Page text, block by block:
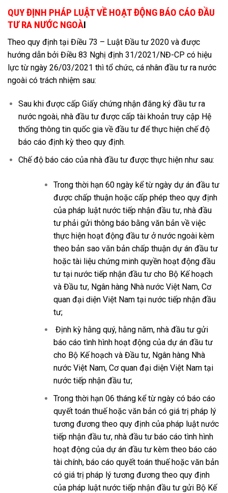
QUY ĐỊNH PHÁP LUẬT VỀ HOẠT ĐỘNG BÁO CÁO ĐẦU
TƯ RA NƯỚC NGOÀI
Theo quy định tại Điều 73 – Luật Đầu tư 2020 và được
hướng dẫn bởi Điều 83 Nghị định 31/2021/NĐ-CP có hiệu
lực từ ngày 26/03/2021 thì tổ chức, cá nhân đầu tư ra nước
ngoài có trách nhiệm sau:
Sau khi được cấp Giấy chứng nhận đăng ký đầu tư ra
nước ngoài, nhà đầu tư được cấp tài khoản truy cập Hệ
thống thông tin quốc gia về đầu tư để thực hiện chế độ
báo cáo định kỳ theo quy định.
Chế độ báo cáo của nhà đầu tư được thực hiện như sau:
Trong thời hạn 60 ngày kể từ ngày dự án đầu tư
được chấp thuận hoặc cấp phép theo quy định
của pháp luật nước tiếp nhận đầu tư, nhà đầu
tư phải gửi thông báo bằng văn bản về việc
thực hiện hoạt động đầu tư ở nước ngoài kèm
theo bản sao văn bản chấp thuận dự án đầu tư
hoặc tài liệu chứng minh quyền hoạt động đầu
tư tại nước tiếp nhận đầu tư cho Bộ Kế hoạch
và Đầu tư, Ngân hàng Nhà nước Việt Nam, Cơ
quan đại diện Việt Nam tại nước tiếp nhận đầu
tư;
Định kỳ hằng quý, hằng năm, nhà đầu tư gửi
báo cáo tình hình hoạt động của dự án đầu tư
cho Bộ Kế hoạch và Đầu tư, Ngân hàng Nhà
nước Việt Nam, Cơ quan đại diện Việt Nam tại
nước tiếp nhận đầu tư;
Trong thời hạn 06 tháng kể từ ngày có báo cáo
quyết toán thuế hoặc văn bản có giá trị pháp lý
tương đương theo quy định của pháp luật nước
tiếp nhận đầu tư, nhà đầu tư báo cáo tình hình
hoạt động của dự án đầu tư kèm theo báo cáo
tài chính, báo cáo quyết toán thuế hoặc văn bản
có giá trị pháp lý tương đương theo quy định
của pháp luật nước tiếp nhận đầu tư gửi Bộ Kế